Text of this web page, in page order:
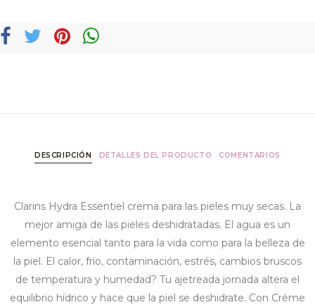
DESCRIPCIÓN DETALLES DEL PRODUCTO COMENTARIOS
Clarins Hydra Essentiel crema para las pieles muy secas. La
mejor amiga de las pieles deshidratadas. El agua es un
elemento esencial tanto para la vida como para la belleza de
la piel. El calor, frío, contaminación, estrés, cambios bruscos
de temperatura y humedad? Tu ajetreada jornada altera el
equilibrio hídrico y hace que la piel se deshidrate. Con Crème